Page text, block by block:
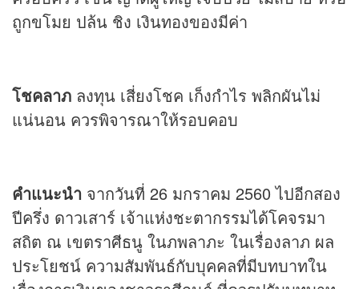
ถูกขโมย ปล้น ชิง เงินทองของมีค่า
โชคลาภ ลงทุน เสี่ยงโชค เก็งกำไร พลิกผันไม่
แน่นอน ควรพิจารณาให้รอบคอบ
คำแนะนำ จากวันที่ 26 มกราคม 2560 ไปอีกสอง
ปีครึ่ง ดาวเสาร์ เจ้าแห่งชะตากรรมได้โคจรมา
สถิต ณ เขตราศีธนู ในภพลาภะ ในเรื่องลาภ ผล
ประโยชน์ ความสัมพันธ์กับบุคคลที่มีบทบาทใน